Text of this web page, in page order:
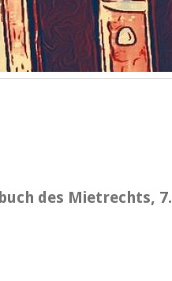
des Mietrechts, 7.